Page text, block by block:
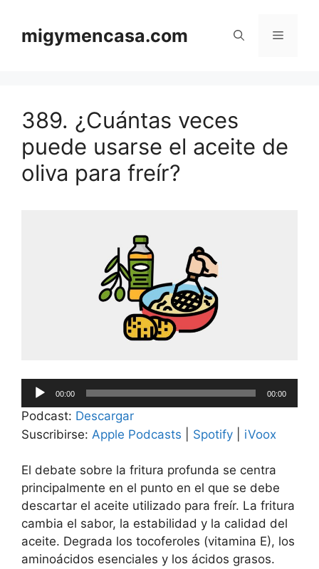
contenido
migymencasa.com Menú
389. ¿Cuántas veces
puede usarse el aceite de
oliva para freír?
Reproductor
de
audio
00:00 00:00
Podcast: Descargar
Suscribirse: Apple Podcasts Spotify iVoox
El debate sobre la fritura profunda se centra
principalmente en el punto en el que se debe
descartar el aceite utilizado para freír. La fritura
cambia el sabor, la estabilidad y la calidad del
aceite. Degrada los tocoferoles (vitamina E), los
aminoácidos esenciales y los ácidos grasos.